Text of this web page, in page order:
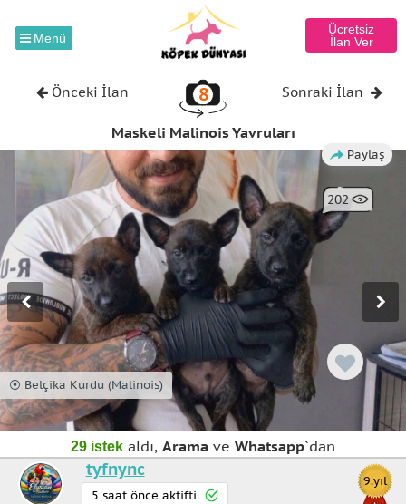
Menü
Ücretsiz
İlan Ver
Önceki İlan 8 Sonraki İlan
Maskeli Malinois Yavruları
Paylaş
202
⦿ Belçika Kurdu (Malinois)
29 istek aldı, Arama ve Whatsapp`dan
9.yıl
tyfnync
5 saat önce aktifti